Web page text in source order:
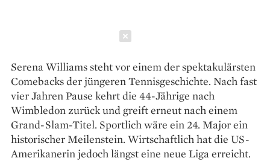
Serena Williams steht vor einem der spektakulärsten
Comebacks der jüngeren Tennisgeschichte. Nach fast
vier Jahren Pause kehrt die 44-Jährige nach
Wimbledon zurück und greift erneut nach einem
Grand-Slam-Titel. Sportlich wäre ein 24. Major ein
historischer Meilenstein. Wirtschaftlich hat die US-
Amerikanerin jedoch längst eine neue Liga erreicht.